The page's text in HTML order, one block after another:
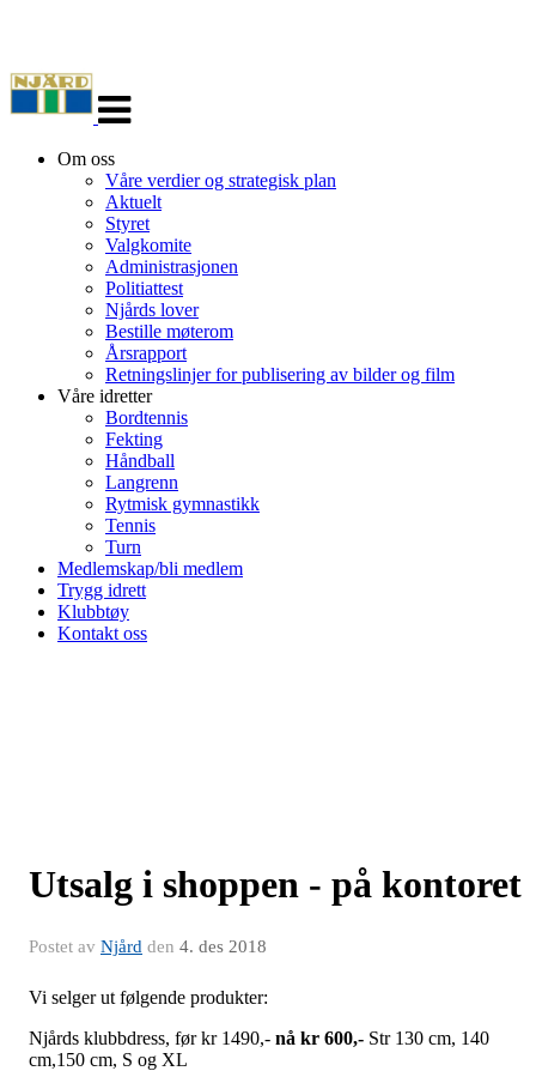
navigasjon
Om oss
Våre verdier og strategisk plan
Aktuelt
Styret
Valgkomite
Administrasjonen
Politiattest
Njårds lover
Bestille møterom
Årsrapport
Retningslinjer for publisering av bilder og film
Våre idretter
Bordtennis
Fekting
Håndball
Langrenn
Rytmisk gymnastikk
Tennis
Turn
Medlemskap/bli medlem
Trygg idrett
Klubbtøy
Kontakt oss
Utsalg i shoppen - på kontoret
Postet av Njård den 4. des 2018
Vi selger ut følgende produkter:
Njårds klubbdress, før kr 1490,- nå kr 600,- Str 130 cm, 140
cm,150 cm, S og XL